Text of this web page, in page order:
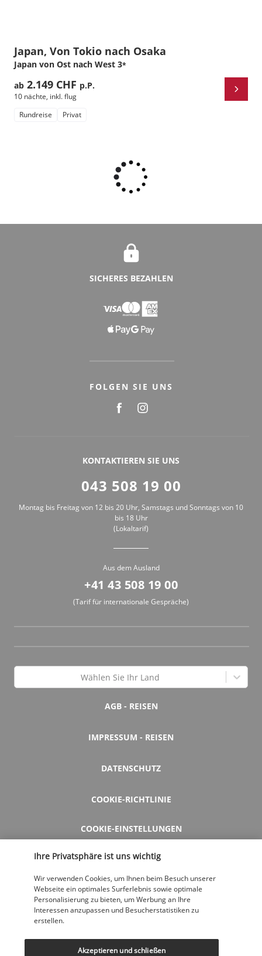
Japan, Von Tokio nach Osaka
Japan von Ost nach West 3*
ab 2.149 CHF p.P.
10 nächte, inkl. flug
Rundreise
Privat
SICHERES BEZAHLEN
FOLGEN SIE UNS
KONTAKTIEREN SIE UNS
043 508 19 00
Montag bis Freitag von 12 bis 20 Uhr, Samstags und Sonntags von 10
bis 18 Uhr
(Lokaltarif)
Aus dem Ausland
+41 43 508 19 00
(Tarif für internationale Gespräche)
Wählen Sie Ihr Land
AGB - REISEN
IMPRESSUM - REISEN
DATENSCHUTZ
COOKIE-RICHTLINIE
COOKIE-EINSTELLUNGEN
HILFE UND KONTAKT
MEINE BUCHUNG STORNIEREN
BESTPREISGARANTIE
Ihre Privatsphäre ist uns wichtig
Wir verwenden Cookies, um Ihnen beim Besuch unserer
Webseite ein optimales Surferlebnis sowie optimale
Personalisierung zu bieten, um Werbung an Ihre
Interessen anzupassen und Besucherstatistiken zu
erstellen.
Akzeptieren und schließen